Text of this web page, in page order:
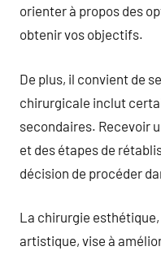
orienter à propos des
obtenir vos objectifs.
De plus, il convient de
chirurgicale inclut
secondaires. Recevoir
et des étapes de
décision de procéder
La chirurgie
artistique, vise à